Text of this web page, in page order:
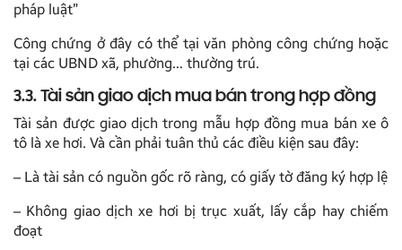
pháp luật”
Công chứng ở đây có thể tại văn phòng công chứng hoặc
tại các UBND xã, phường… thường trú.
3.3. Tài sản giao dịch mua bán trong hợp đồng
Tài sản được giao dịch trong mẫu hợp đồng mua bán xe ô
tô là xe hơi. Và cần phải tuân thủ các điều kiện sau đây:
– Là tài sản có nguồn gốc rõ ràng, có giấy tờ đăng ký hợp lệ
– Không giao dịch xe hơi bị trục xuất, lấy cắp hay chiếm
đoạt